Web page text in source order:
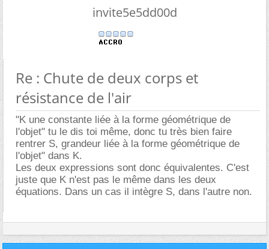
invite5e5dd00d
Re : Chute de deux corps et
résistance de l'air
"K une constante liée à la forme géométrique de
l'objet" tu le dis toi même, donc tu très bien faire
rentrer S, grandeur liée à la forme géométrique de
l'objet" dans K.
Les deux expressions sont donc équivalentes. C'est
juste que K n'est pas le même dans les deux
équations. Dans un cas il intègre S, dans l'autre non.